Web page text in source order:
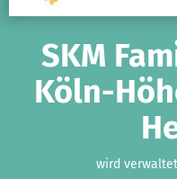
SKM
Köln-
wird